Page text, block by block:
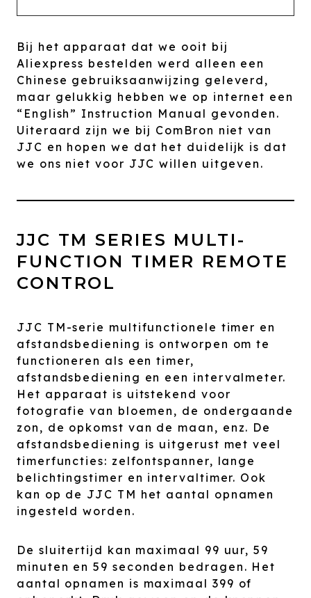
Bij het apparaat dat we ooit bij
Aliexpress bestelden werd alleen een
Chinese gebruiksaanwijzing geleverd,
maar gelukkig hebben we op internet een
“English” Instruction Manual gevonden.
Uiteraard zijn we bij ComBron niet van
JJC en hopen we dat het duidelijk is dat
we ons niet voor JJC willen uitgeven.
JJC TM SERIES MULTI-
FUNCTION TIMER REMOTE
CONTROL
JJC TM-serie multifunctionele timer en
afstandsbediening is ontworpen om te
functioneren als een timer,
afstandsbediening en een intervalmeter.
Het apparaat is uitstekend voor
fotografie van bloemen, de ondergaande
zon, de opkomst van de maan, enz. De
afstandsbediening is uitgerust met veel
timerfuncties: zelfontspanner, lange
belichtingstimer en intervaltimer. Ook
kan op de JJC TM het aantal opnamen
ingesteld worden.
De sluitertijd kan maximaal 99 uur, 59
minuten en 59 seconden bedragen. Het
aantal opnamen is maximaal 399 of